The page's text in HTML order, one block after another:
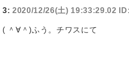
3: 2020/12/26(土) 19:33:29.02
( ＾∀＾)ふう。チワスにて